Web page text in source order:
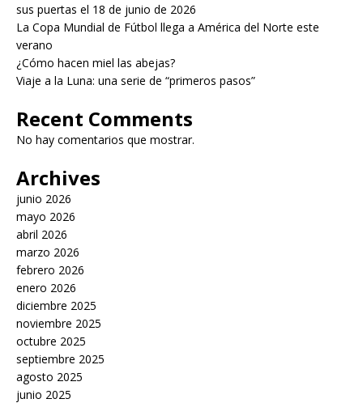
sus puertas el 18 de junio de 2026
La Copa Mundial de Fútbol llega a América del Norte este
verano
¿Cómo hacen miel las abejas?
Viaje a la Luna: una serie de “primeros pasos”
Recent Comments
No hay comentarios que mostrar.
Archives
junio 2026
mayo 2026
abril 2026
marzo 2026
febrero 2026
enero 2026
diciembre 2025
noviembre 2025
octubre 2025
septiembre 2025
agosto 2025
junio 2025